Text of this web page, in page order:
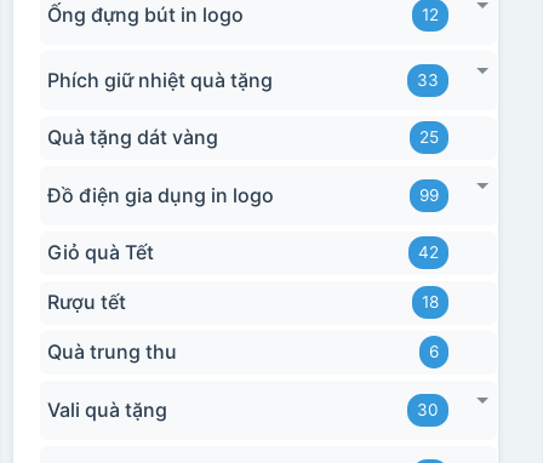
Ống đựng bút in logo 12
Phích giữ nhiệt quà tặng 33
Quà tặng dát vàng 25
Đồ điện gia dụng in logo 99
Giỏ quà Tết 42
Rượu tết 18
Quà trung thu 6
Vali quà tặng 30